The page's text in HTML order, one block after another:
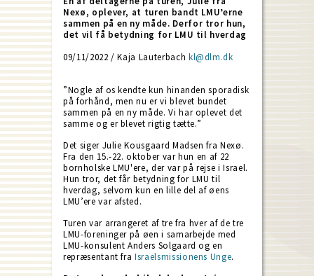
Nexø, oplever, at turen bandt LMU’erne
sammen på en ny måde. Derfor tror hun,
det vil få betydning for LMU til hverdag
09/11/2022 / Kaja Lauterbach kl@dlm.dk
”Nogle af os kendte kun hinanden sporadisk
på forhånd, men nu er vi blevet bundet
sammen på en ny måde. Vi har oplevet det
samme og er blevet rigtig tætte.”
Det siger Julie Kousgaard Madsen fra Nexø.
Fra den 15.-22. oktober var hun en af 22
bornholske LMU'ere, der var på rejse i Israel.
Hun tror, det får betydning for LMU til
hverdag, selvom kun en lille del af øens
LMU’ere var afsted.
Turen var arrangeret af tre fra hver af de tre
LMU-foreninger på øen i samarbejde med
LMU-konsulent Anders Solgaard og en
repræsentant fraIsraelsmissionens Unge.